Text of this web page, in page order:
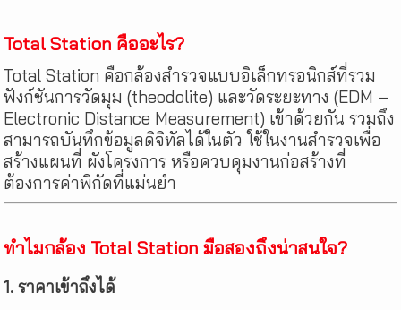
Total Station คืออะไร?
Total Station คือกล้องสำรวจแบบอิเล็กทรอนิกส์ที่รวม
ฟังก์ชันการวัดมุม (theodolite) และวัดระยะทาง (EDM –
Electronic Distance Measurement) เข้าด้วยกัน รวมถึง
สามารถบันทึกข้อมูลดิจิทัลได้ในตัว ใช้ในงานสำรวจเพื่อ
สร้างแผนที่ ผังโครงการ หรือควบคุมงานก่อสร้างที่
ต้องการค่าพิกัดที่แม่นยำ
ทำไมกล้อง Total Station มือสองถึงน่าสนใจ?
1. ราคาเข้าถึงได้